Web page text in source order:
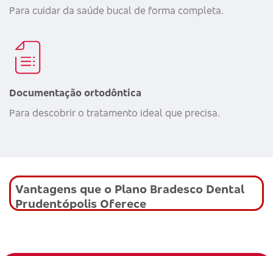
Para cuidar da saúde bucal de forma completa.
Documentação ortodôntica
Para descobrir o tratamento ideal que precisa.
Vantagens que o Plano Bradesco Dental
Prudentópolis Oferece